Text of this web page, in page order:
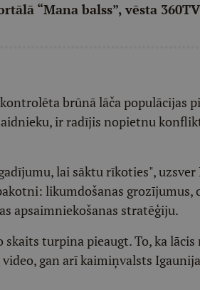
“Mana balss”, vēsta
brūnā lāča populācijas
ir radījis nopietnu
lai sāktu rīkoties", uzsver
likumdošanas grozījumus,
apsaimniekošanas stratēģiju.
turpina pieaugt. To, ka lācis
gan arī kaimiņvalsts